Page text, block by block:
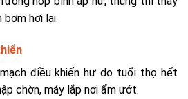
hơi lại.
điều khiển hư do tuổi thọ hết
chờn, máy lắp nơi ẩm ướt.